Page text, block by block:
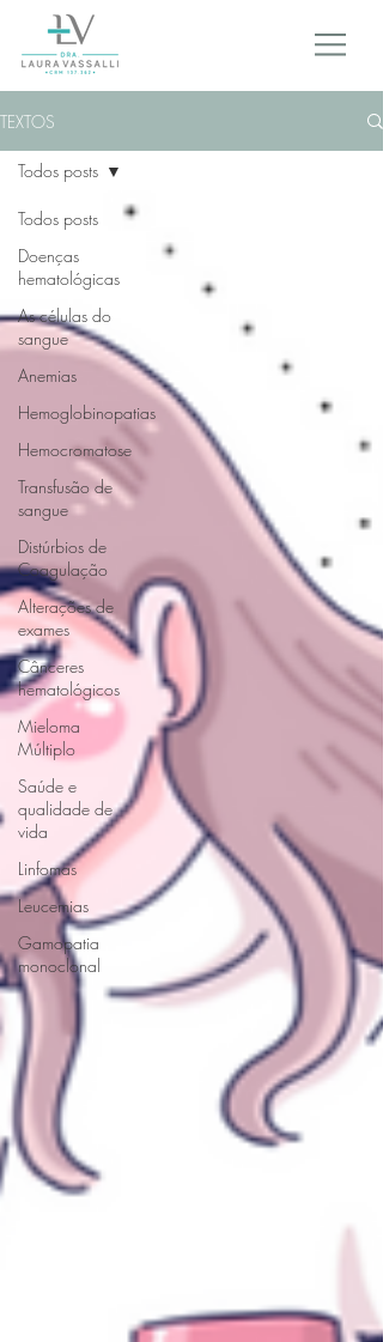
TEXTOS
Todos posts
Doenças
hematológicas
As células do
sangue
Anemias
Hemoglobinopatias
Hemocromatose
Transfusão de
sangue
Distúrbios de
Coagulação
Alterações de
exames
Cânceres
hematológicos
Mieloma
Múltiplo
Saúde e
qualidade de
vida
Linfomas
Leucemias
Gamopatia
monoclonal
Todos posts